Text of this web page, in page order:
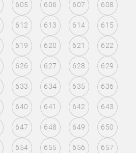
605 606 607 608
612 613 614 615
619 620 621 622
626 627 628 629
633 634 635 636
640 641 642 643
647 648 649 650
654 655 656 657